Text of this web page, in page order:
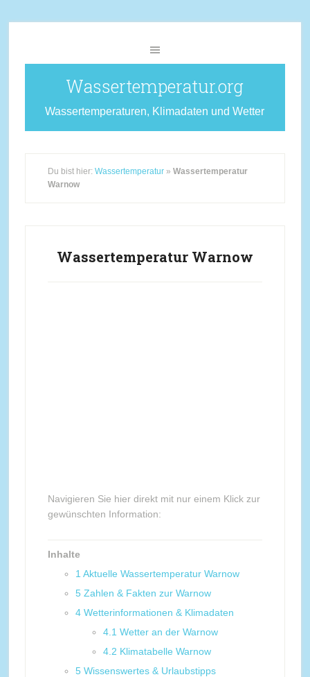
Wassertemperatur.org
Wassertemperaturen, Klimadaten und Wetter
Du bist hier: Wassertemperatur» Wassertemperatur
Warnow
Wassertemperatur Warnow
Navigieren Sie hier direkt mit nur einem Klick zur
gewünschten Information:
Inhalte
1 Aktuelle Wassertemperatur Warnow
5 Zahlen & Fakten zur Warnow
4 Wetterinformationen & Klimadaten
4.1 Wetter an der Warnow
4.2 Klimatabelle Warnow
5 Wissenswertes & Urlaubstipps